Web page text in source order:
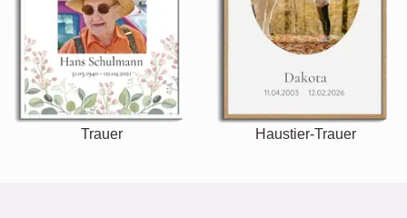
Trauer Haustier-Trauer